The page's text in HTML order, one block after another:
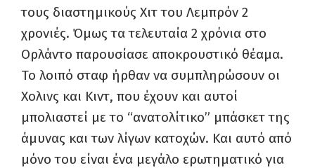
τους διαστημικούς Χιτ του Λεμπρόν 2
χρονιές. Όμως τα τελευταία 2 χρόνια στο
Ορλάντο παρουσίασε αποκρουστικό θέαμα.
Το λοιπό σταφ ήρθαν να συμπληρώσουν οι
Χολινς και Κιντ, που έχουν και αυτοί
μπολιαστεί με το “ανατολίτικο” μπάσκετ της
άμυνας και των λίγων κατοχών. Και αυτό από
μόνο του είναι ένα μεγάλο ερωτηματικό για